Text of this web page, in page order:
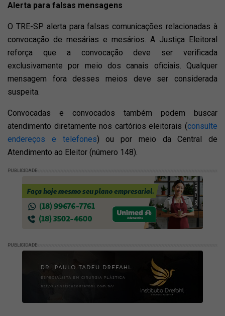
Alerta para falsas mensagens
O TRE-SP alerta para falsas comunicações relacionadas à
convocação de mesárias e mesários. A Justiça Eleitoral
reforça que a convocação deve ser verificada
exclusivamente por meio dos canais oficiais. Qualquer
mensagem fora desses meios deve ser considerada
suspeita.
Convocadas e convocados também podem buscar
atendimento diretamente nos cartórios eleitorais (consulte
endereços e telefones) ou por meio da Central de
Atendimento ao Eleitor (número 148).
PUBLICIDADE
PUBLICIDADE